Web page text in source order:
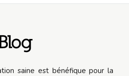
saine est bénéfique pour la